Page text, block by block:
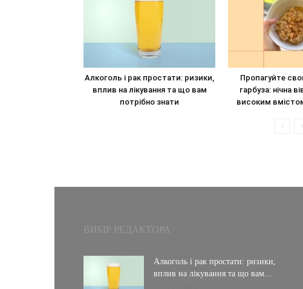
Алкоголь і рак простати: ризики,
вплив на лікування та що вам
потрібно знати
Пропагуйте
гарбуза: нічна
високим
ВИБІР РЕДАКТОРА
Алкоголь і рак простати: ризики,
вплив на лікування та що вам...